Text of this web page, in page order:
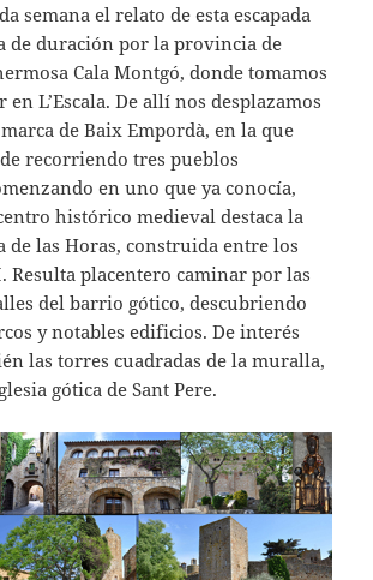
semana el relato de esta escapada
de duración por la provincia de
Cala Montgó, donde tomamos
en L’Escala. De allí nos desplazamos
de Baix Empordà, en la que
recorriendo tres pueblos
en uno que ya conocía,
histórico medieval destaca la
de las Horas, construida entre los
Resulta placentero caminar por las
del barrio gótico, descubriendo
y notables edificios. De interés
las torres cuadradas de la muralla,
gótica de Sant Pere.